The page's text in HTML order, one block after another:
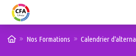
Nos Formations Calendrier d'alternance 2025/2026 BUT3 TC